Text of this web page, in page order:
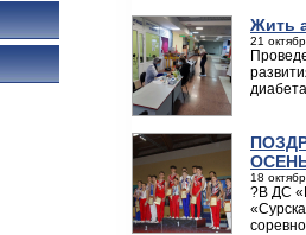
Жить
21
диабета
18
?В ДС